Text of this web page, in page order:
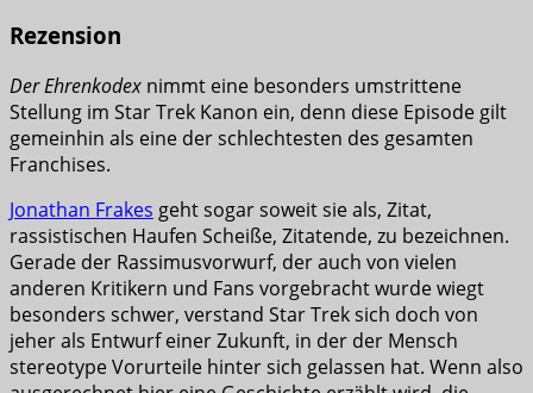
Rezension
Der Ehrenkodex nimmt eine besonders umstrittene
Stellung im Star Trek Kanon ein, denn diese Episode gilt
gemeinhin als eine der schlechtesten des gesamten
Franchises.
Jonathan Frakes geht sogar soweit sie als, Zitat,
rassistischen Haufen Scheiße, Zitatende, zu bezeichnen.
Gerade der Rassimusvorwurf, der auch von vielen
anderen Kritikern und Fans vorgebracht wurde wiegt
besonders schwer, verstand Star Trek sich doch von
jeher als Entwurf einer Zukunft, in der der Mensch
stereotype Vorurteile hinter sich gelassen hat. Wenn also